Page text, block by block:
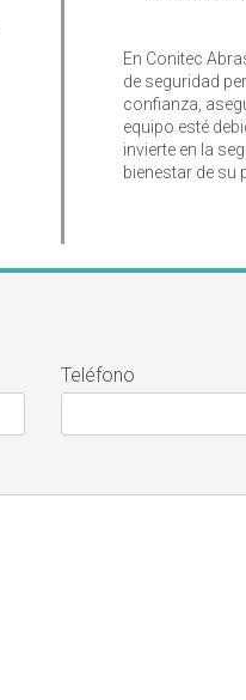
En Conitec
de seguridad
confianza,
equipo esté
invierte en la
bienestar de su
Teléfono